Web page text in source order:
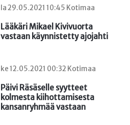
la 29.05.2021 10:45 Kotimaa
Lääkäri Mikael Kivivuorta
vastaan käynnistetty ajojahti
ke 12.05.2021 00:32 Kotimaa
Päivi Räsäselle syytteet
kolmesta kiihottamisesta
kansanryhmää vastaan